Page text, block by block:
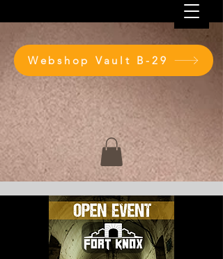
Webshop Vault B-29